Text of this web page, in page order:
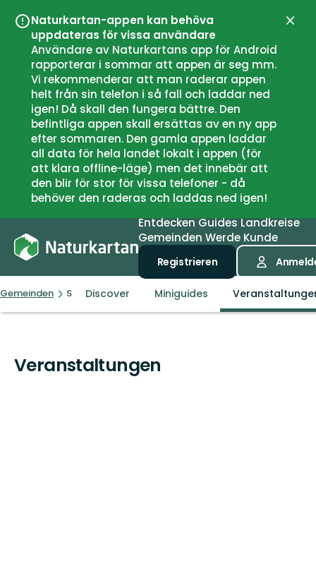
Naturkartan-appen kan behöva
uppdateras för vissa användare
Användare av Naturkartans app för Android
rapporterar i sommar att appen är seg mm.
Vi rekommenderar att man raderar appen
helt från sin telefon i så fall och laddar ned
igen! Då skall den fungera bättre. Den
befintliga appen skall ersättas av en ny app
efter sommaren. Den gamla appen laddar
all data för hela landet lokalt i appen (för
att klara offline-läge) men det innebär att
den blir för stor för vissa telefoner - då
behöver den raderas och laddas ned igen!
EntdeckenGuidesLandkreise
Gemeinden Werde Kunde
Registrieren
Gemeinden Samnanger
Discover Miniguides
Veranstaltungen